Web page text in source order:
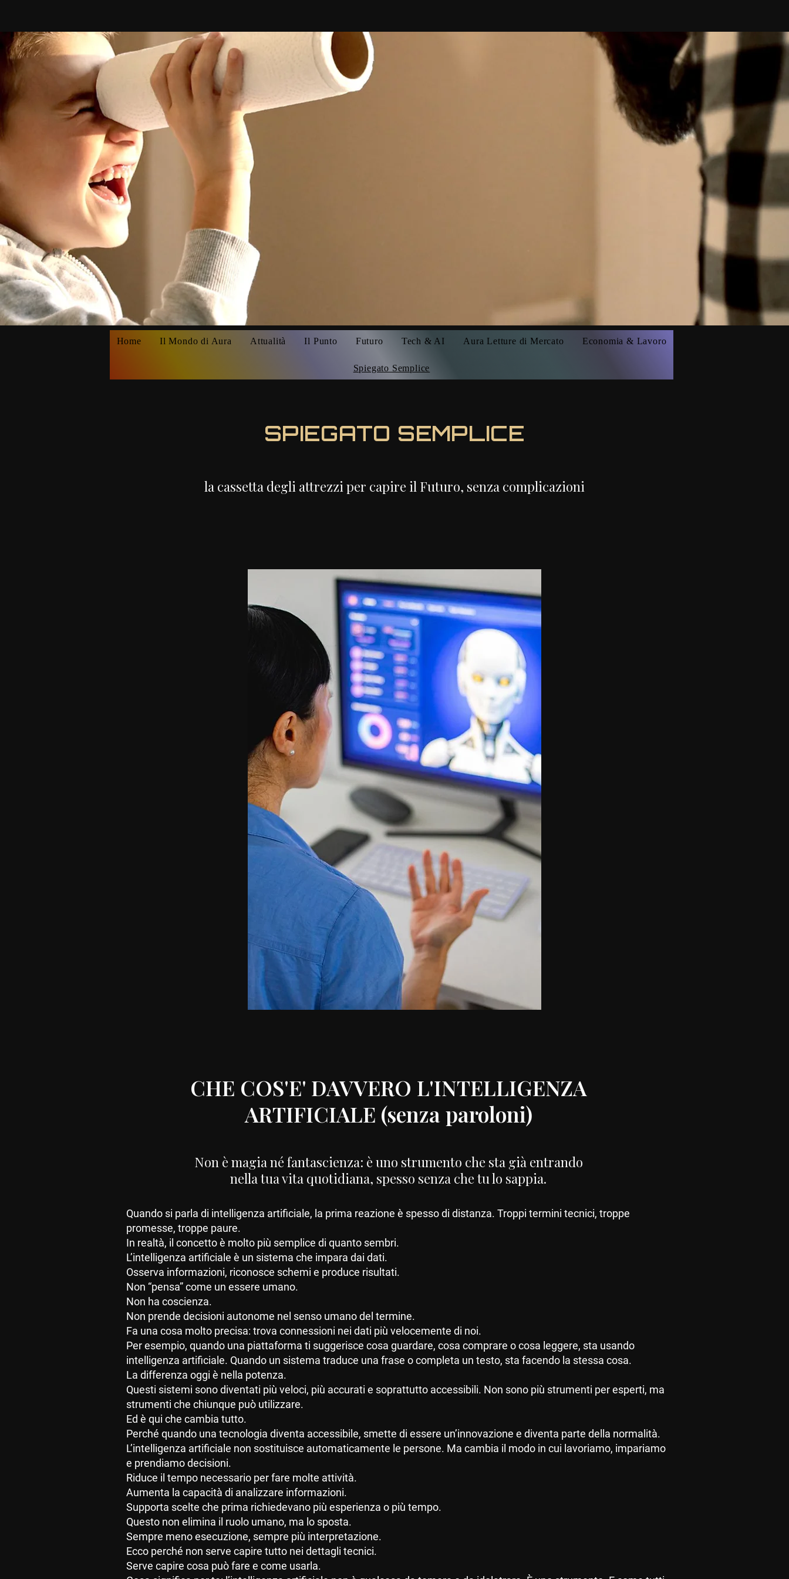
Home Il Mondo di Aura Attualità Il Punto Futuro Tech & AI Aura Letture di Mercato Economia & Lavoro
Spiegato Semplice
SPIEGATO SEMPLICE
la cassetta degli attrezzi per capire il Futuro, senza complicazioni
CHE COS'E' DAVVERO L'INTELLIGENZA
ARTIFICIALE (senza paroloni)
Non è magia né fantascienza: è uno strumento che sta già entrando
nella tua vita quotidiana, spesso senza che tu lo sappia.
Quando si parla di intelligenza artificiale, la prima reazione è spesso di distanza. Troppi termini tecnici, troppe
promesse, troppe paure.
In realtà, il concetto è molto più semplice di quanto sembri.
L’intelligenza artificiale è un sistema che impara dai dati.
Osserva informazioni, riconosce schemi e produce risultati.
Non “pensa” come un essere umano.
Non ha coscienza.
Non prende decisioni autonome nel senso umano del termine.
Fa una cosa molto precisa: trova connessioni nei dati più velocemente di noi.
Per esempio, quando una piattaforma ti suggerisce cosa guardare, cosa comprare o cosa leggere, sta usando
intelligenza artificiale. Quando un sistema traduce una frase o completa un testo, sta facendo la stessa cosa.
La differenza oggi è nella potenza.
Questi sistemi sono diventati più veloci, più accurati e soprattutto accessibili. Non sono più strumenti per esperti, ma
strumenti che chiunque può utilizzare.
Ed è qui che cambia tutto.
Perché quando una tecnologia diventa accessibile, smette di essere un’innovazione e diventa parte della normalità.
L’intelligenza artificiale non sostituisce automaticamente le persone. Ma cambia il modo in cui lavoriamo, impariamo
e prendiamo decisioni.
Riduce il tempo necessario per fare molte attività.
Aumenta la capacità di analizzare informazioni.
Supporta scelte che prima richiedevano più esperienza o più tempo.
Questo non elimina il ruolo umano, ma lo sposta.
Sempre meno esecuzione, sempre più interpretazione.
Ecco perché non serve capire tutto nei dettagli tecnici.
Serve capire cosa può fare e come usarla.